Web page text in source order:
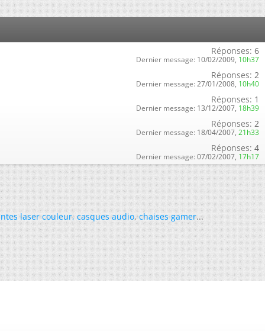
Réponses: 6
Dernier message: 10/02/2009, 10h37
Réponses: 2
Dernier message: 27/01/2008, 10h40
Réponses: 1
Dernier message: 13/12/2007, 18h39
Réponses: 2
Dernier message: 18/04/2007, 21h33
Réponses: 4
Dernier message: 07/02/2007, 17h17
laser couleur,casques audio,chaises gamer...